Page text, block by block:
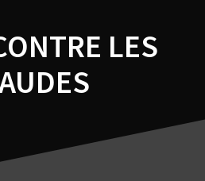
LES